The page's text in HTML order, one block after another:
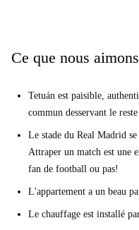
Ce que nous
Tetuán est paisible,
commun desservant le
Le stade du Real Madrid
Attraper un match est une
fan de football ou pas!
L'appartement a un beau
Le chauffage est installé